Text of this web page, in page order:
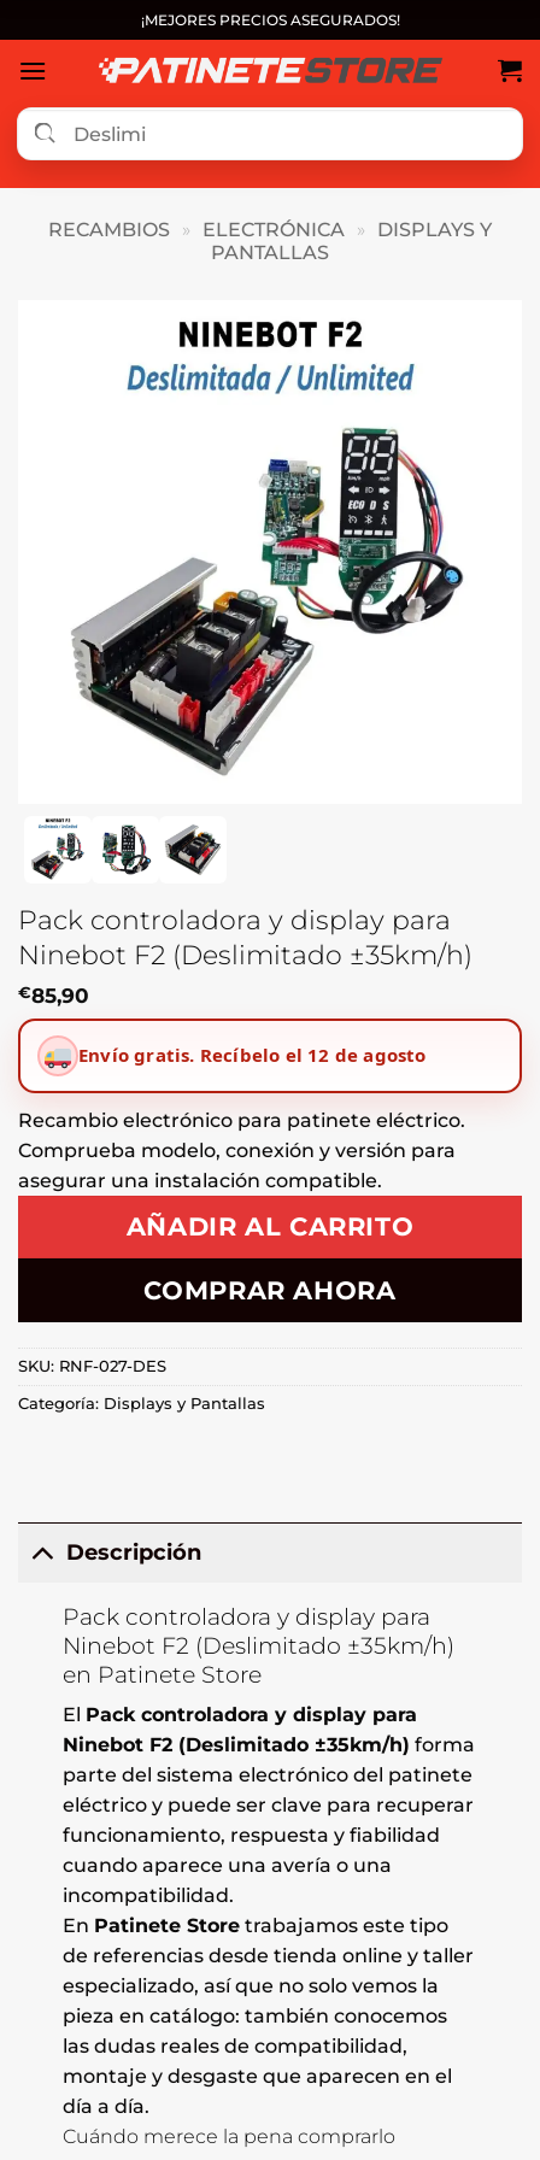
al
contenido
¡MEJORES PRECIOS ASEGURADOS!
RECAMBIOS » ELECTRÓNICA »
DISPLAYS Y
PANTALLAS
Pack controladora y display para
Ninebot F2 (Deslimitado ±35km/h)
€85,90
Envío gratis. Recíbelo el 12 de agosto
Recambio electrónico para patinete eléctrico.
Comprueba modelo, conexión y versión para
asegurar una instalación compatible.
AÑADIR AL CARRITO
COMPRAR AHORA
SKU: RNF-027-DES
Categoría: Displays y Pantallas
Descripción
Pack controladora y display para
Ninebot F2 (Deslimitado ±35km/h)
en Patinete Store
El Pack controladora y display para
Ninebot F2 (Deslimitado ±35km/h) forma
parte del sistema electrónico del patinete
eléctrico y puede ser clave para recuperar
funcionamiento, respuesta y fiabilidad
cuando aparece una avería o una
incompatibilidad.
En Patinete Storetrabajamos este tipo
de referencias desde tienda online y taller
especializado, así que no solo vemos la
pieza en catálogo: también conocemos
las dudas reales de compatibilidad,
montaje y desgaste que aparecen en el
día a día.
Cuándo merece la pena comprarlo